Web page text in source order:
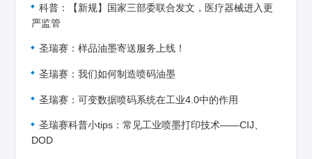
科普：【新规】国家三部委联合发文，医疗器械进入更
严监管
圣瑞赛：样品油墨寄送服务上线！
圣瑞赛：我们如何制造喷码油墨
圣瑞赛：可变数据喷码系统在工业4.0中的作用
圣瑞赛科普小tips：常见工业喷墨打印技术——CIJ、
DOD